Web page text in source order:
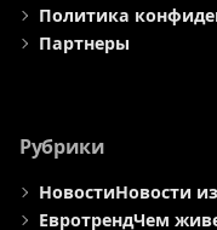
Политика
Партнеры
Рубрики
НовостиНовости
ЕвротрендЧем